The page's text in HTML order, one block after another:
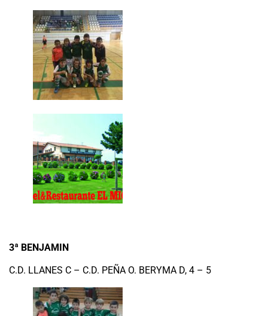
3ª BENJAMIN
C.D. LLANES C – C.D. PEÑA O. BERYMA D, 4 – 5